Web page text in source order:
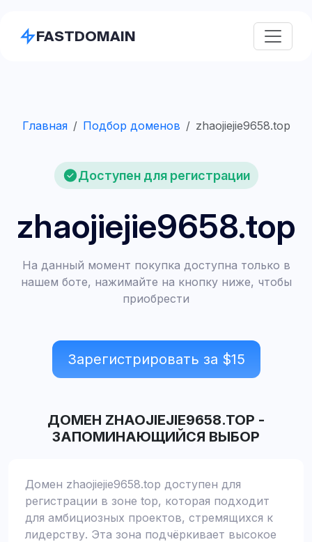
FASTDOMAIN
Главная Подбор доменов zhaojiejie9658.top
Доступен для регистрации
zhaojiejie9658.top
На данный момент покупка доступна только в
нашем боте, нажимайте на кнопку ниже, чтобы
приобрести
Зарегистрировать за $15
ДОМЕН ZHAOJIEJIE9658.TOP -
ЗАПОМИНАЮЩИЙСЯ ВЫБОР
Домен zhaojiejie9658.top доступен для
регистрации в зоне top, которая подходит
для амбициозных проектов, стремящихся к
лидерству. Эта зона подчёркивает высокое